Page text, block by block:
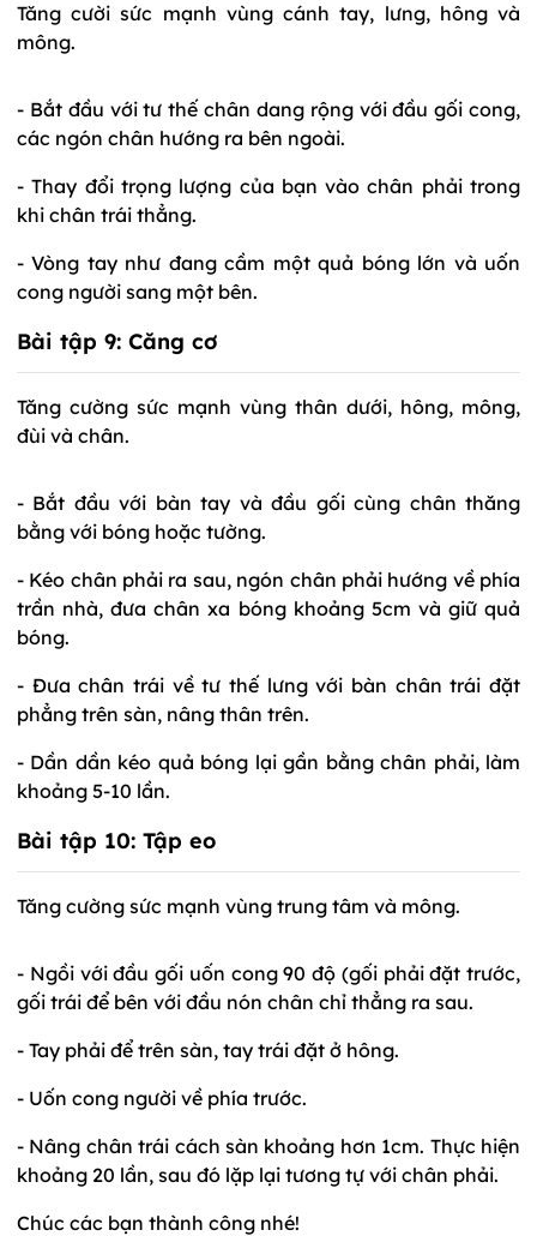
Tăng cười sức mạnh vùng cánh tay, lưng, hông và
mông.
- Bắt đầu với tư thế chân dang rộng với đầu gối cong,
các ngón chân hướng ra bên ngoài.
- Thay đổi trọng lượng của bạn vào chân phải trong
khi chân trái thẳng.
- Vòng tay như đang cầm một quả bóng lớn và uốn
cong người sang một bên.
Bài tập 9: Căng cơ
Tăng cường sức mạnh vùng thân dưới, hông, mông,
đùi và chân.
- Bắt đầu với bàn tay và đầu gối cùng chân thăng
bằng với bóng hoặc tường.
- Kéo chân phải ra sau, ngón chân phải hướng về phía
trần nhà, đưa chân xa bóng khoảng 5cm và giữ quả
bóng.
- Đưa chân trái về tư thế lưng với bàn chân trái đặt
phẳng trên sàn, nâng thân trên.
- Dần dần kéo quả bóng lại gần bằng chân phải, làm
khoảng 5-10 lần.
Bài tập 10: Tập eo
Tăng cường sức mạnh vùng trung tâm và mông.
- Ngồi với đầu gối uốn cong 90 độ (gối phải đặt trước,
gối trái để bên với đầu nón chân chỉ thẳng ra sau.
- Tay phải để trên sàn, tay trái đặt ở hông.
- Uốn cong người về phía trước.
- Nâng chân trái cách sàn khoảng hơn 1cm. Thực hiện
khoảng 20 lần, sau đó lặp lại tương tự với chân phải.
Chúc các bạn thành công nhé!